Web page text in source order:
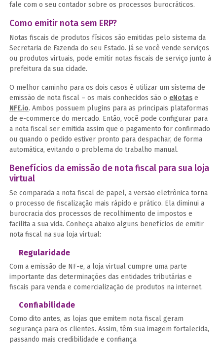
fale com o seu contador sobre os processos burocráticos.
Como emitir nota sem ERP?
Notas fiscais de produtos físicos são emitidas pelo sistema da
Secretaria de Fazenda do seu Estado. Já se você vende serviços
ou produtos virtuais, pode emitir notas fiscais de serviço junto à
prefeitura da sua cidade.
O melhor caminho para os dois casos é utilizar um sistema de
emissão de nota fiscal – os mais conhecidos são o eNotas e
NFE.io. Ambos possuem plugins para as principais plataformas
de e-commerce do mercado. Então, você pode configurar para
a nota fiscal ser emitida assim que o pagamento for confirmado
ou quando o pedido estiver pronto para despachar, de forma
automática, evitando o problema do trabalho manual.
Benefícios da emissão de nota fiscal para sua loja
virtual
Se comparada a nota fiscal de papel, a versão eletrônica torna
o processo de fiscalização mais rápido e prático. Ela diminui a
burocracia dos processos de recolhimento de impostos e
facilita a sua vida. Conheça abaixo alguns benefícios de emitir
nota fiscal na sua loja virtual:
Regularidade
Com a emissão de NF-e, a loja virtual cumpre uma parte
importante das determinações das entidades tributárias e
fiscais para venda e comercialização de produtos na internet.
Confiabilidade
Como dito antes, as lojas que emitem nota fiscal geram
segurança para os clientes. Assim, têm sua imagem fortalecida,
passando mais credibilidade e confiança.